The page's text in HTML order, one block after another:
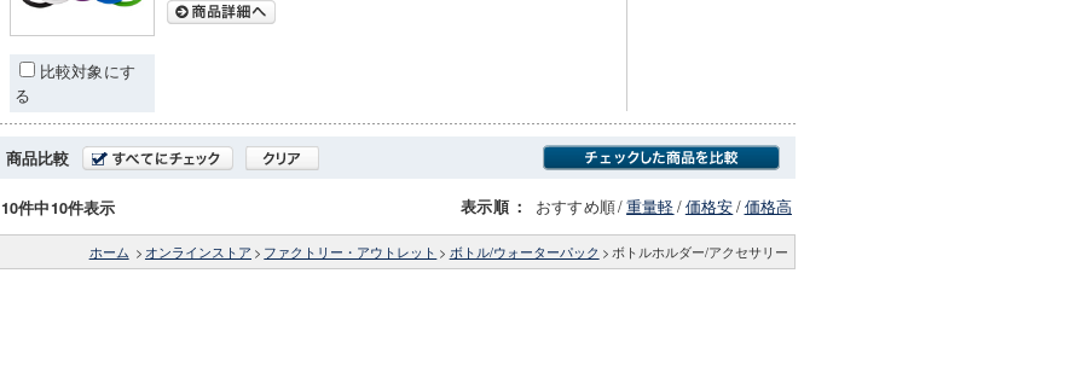
比較対象にす
る
商品比較
10件中10件表示 表示順 ： おすすめ順/重量軽/価格安/価格高
ホーム > オンラインストア > ファクトリー・アウトレット > ボトル/ウォーターパック > ボトルホルダー/アクセサリー